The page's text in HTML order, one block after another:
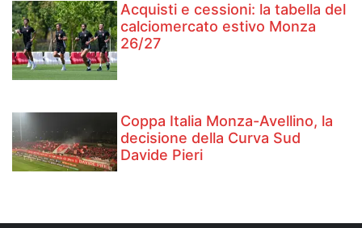
Acquisti e cessioni: la tabella del
calciomercato estivo Monza
26/27
Coppa Italia Monza-Avellino, la
decisione della Curva Sud
Davide Pieri